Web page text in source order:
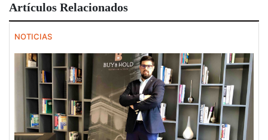
Artículos Relacionados
NOTICIAS